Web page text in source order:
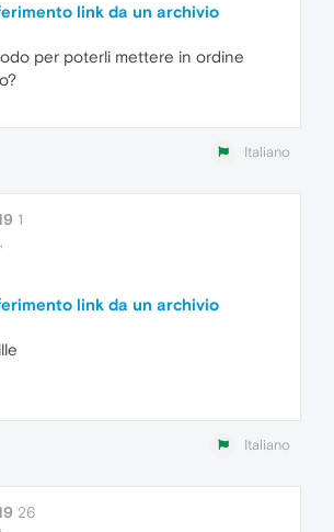
link da un archivio
per poterli mettere in ordine
Italiano
1
link da un archivio
Italiano
26